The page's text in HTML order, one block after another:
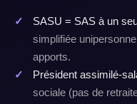
SASU = SAS à un
simplifiée
apports.
Président assimilé-
sociale (pas de